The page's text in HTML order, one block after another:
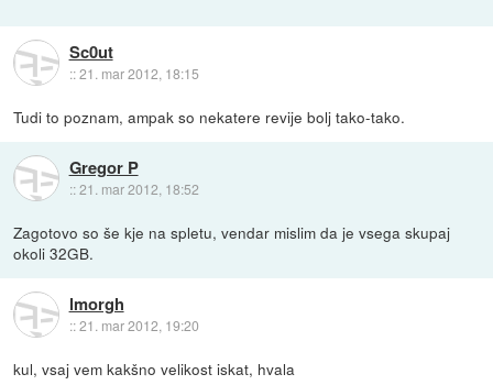
Sc0ut
::21. mar 2012, 18:15
Tudi to poznam, ampak so nekatere revije bolj tako-tako.
Gregor P
::21. mar 2012, 18:52
Zagotovo so še kje na spletu, vendar mislim da je vsega skupaj
okoli 32GB.
lmorgh
::21. mar 2012, 19:20
kul, vsaj vem kakšno velikost iskat, hvala